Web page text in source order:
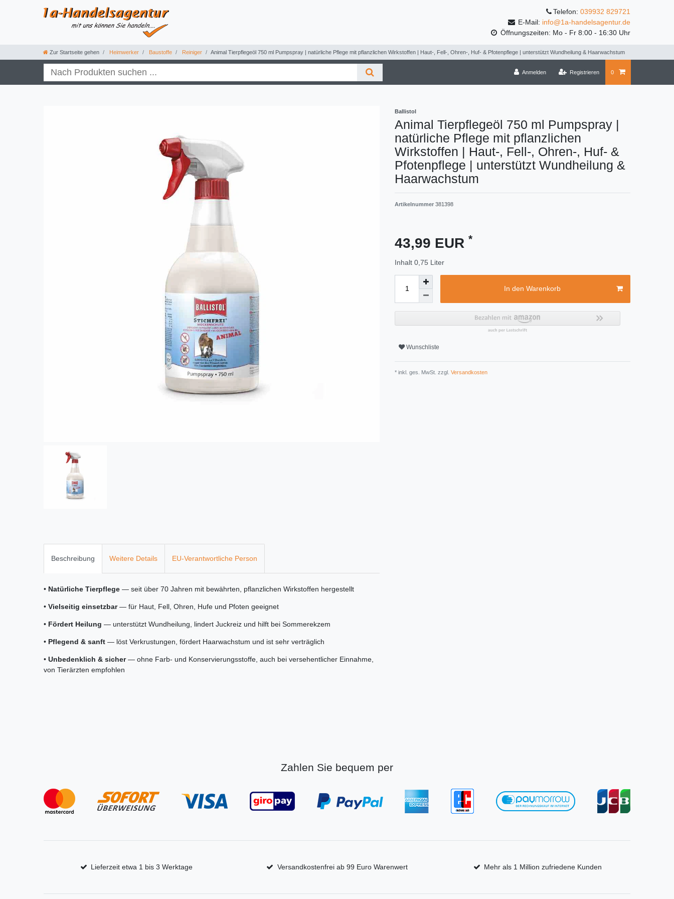
Telefon: 039932 829721
E-Mail: info@1a-handelsagentur.de
Öffnungszeiten: Mo - Fr 8:00 - 16:30 Uhr
Zur Startseite gehen Heimwerker Baustoffe Reiniger Animal Tierpflegeöl 750 ml Pumpspray | natürliche Pflege mit pflanzlichen Wirkstoffen | Haut-, Fell-, Ohren-, Huf- & Pfotenpflege | unterstützt Wundheilung & Haarwachstum
Anmelden Registrieren 0
Ballistol
Animal Tierpflegeöl 750 ml Pumpspray |
natürliche Pflege mit pflanzlichen
Wirkstoffen | Haut-, Fell-, Ohren-, Huf- &
Pfotenpflege | unterstützt Wundheilung &
Haarwachstum
Artikelnummer 381398
43,99 EUR *
Inhalt 0,75 Liter
In den Warenkorb
Wunschliste
* inkl. ges. MwSt. zzgl. Versandkosten
Beschreibung Weitere Details EU-Verantwortliche Person
• Natürliche Tierpflege — seit über 70 Jahren mit bewährten, pflanzlichen Wirkstoffen hergestellt
• Vielseitig einsetzbar— für Haut, Fell, Ohren, Hufe und Pfoten geeignet
• Fördert Heilung — unterstützt Wundheilung, lindert Juckreiz und hilft bei Sommerekzem
• Pflegend & sanft — löst Verkrustungen, fördert Haarwachstum und ist sehr verträglich
• Unbedenklich & sicher— ohne Farb- und Konservierungsstoffe, auch bei versehentlicher Einnahme,
von Tierärzten empfohlen
Zahlen Sie bequem per
Lieferzeit etwa 1 bis 3 Werktage Versandkostenfrei ab 99 Euro Warenwert Mehr als 1 Million zufriedene Kunden